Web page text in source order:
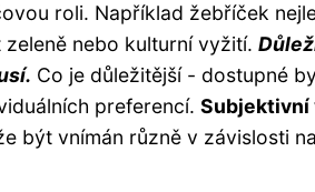
roli. Například žebříček
nebo kulturní vyžití.
Co je důležitější - dostupné
preferencí. Subjektivní
být vnímán různě v závislosti